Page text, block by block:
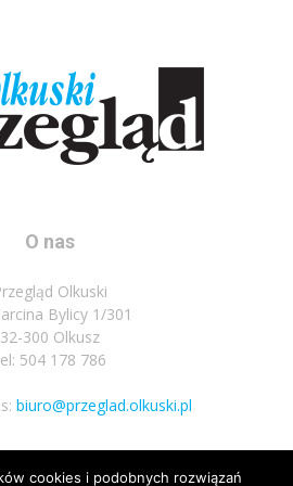
O nas
Olkuski
Bylicy 1/301
32-300 Olkusz
504 178 786
biuro@przeglad.olkuski.pl
cookies i podobnych rozwiązań